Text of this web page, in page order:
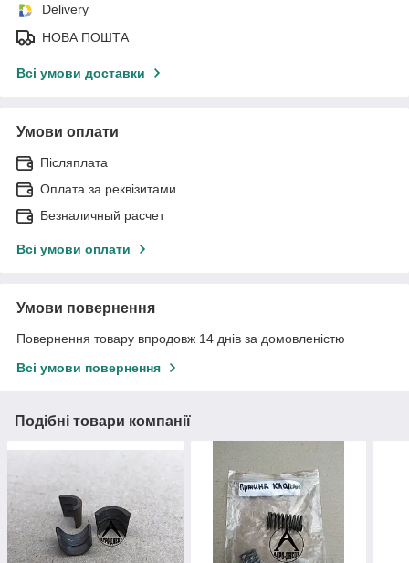
Delivery
НОВА ПОШТА
Всі умови доставки
Умови оплати
Післяплата
Оплата за реквізитами
Безналичный расчет
Всі умови оплати
Умови повернення
Повернення товару впродовж 14 днів за домовленістю
Всі умови повернення
Подібні товари компанії